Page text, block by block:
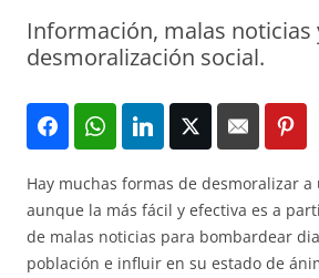
Información, malas noticias
desmoralización social.
Hay muchas formas de desmoralizar a
aunque la más fácil y efectiva es a
de malas noticias para bombardear
población e influir en su estado de